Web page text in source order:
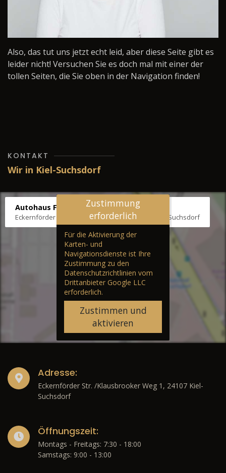
Also, das tut uns jetzt echt leid, aber diese Seite gibt es
leider nicht! Versuchen Sie es doch mal mit einer der
tollen Seiten, die Sie oben in der Navigation finden!
KONTAKT
Wir in Kiel-Suchsdorf
Autohaus Fräter
Eckernförder Str. /Klausbrooker Weg 1, 24107 Kiel-Suchsdorf
Zustimmung
erforderlich
Für die Aktivierung der
Karten- und
Navigationsdienste ist Ihre
Zustimmung zu den
Datenschutzrichtlinien vom
Drittanbieter Google LLC
erforderlich.
Zustimmen und
aktivieren
Adresse:
Eckernförder Str. /Klausbrooker Weg 1, 24107 Kiel-
Suchsdorf
Öffnungszeit:
Montags - Freitags: 7:30 - 18:00
Samstags: 9:00 - 13:00